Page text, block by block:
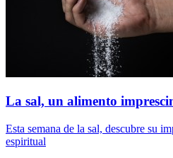
La sal, un alimento
Esta semana de la sal, descubre su
espiritual